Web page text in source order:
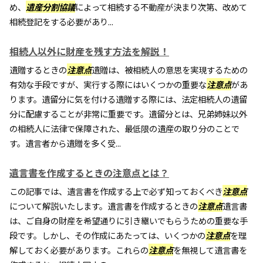
め、 遺産分割協議によって相続する不動産が決まり次第、改めて
相続登記をする必要があり...
相続人以外に財産を残す方法を解説！
遺贈するときの注意点遺贈は、被相続人の意思を実現するための
有効な手段ですが、実行する際にはいくつかの重要な注意点があ
ります。遺留分に気を付ける遺贈する際には、法定相続人の遺留
分に配慮することが非常に重要です。遺留分とは、兄弟姉妹以外
の相続人に法律で保障された、最低限の遺産の取り分のことで
す。遺言者から遺贈を多く受...
遺言書を作成するときの注意点とは？
この記事では、遺言書を作成する上で必ず知っておくべき注意点
について解説いたします。遺言書を作成するときの注意点遺言書
は、ご自身の財産を希望通りに引き継いでもらうための重要な手
段です。しかし、その作成にあたっては、いくつかの注意点を理
解しておく必要があります。これらの注意点を無視して遺言書を